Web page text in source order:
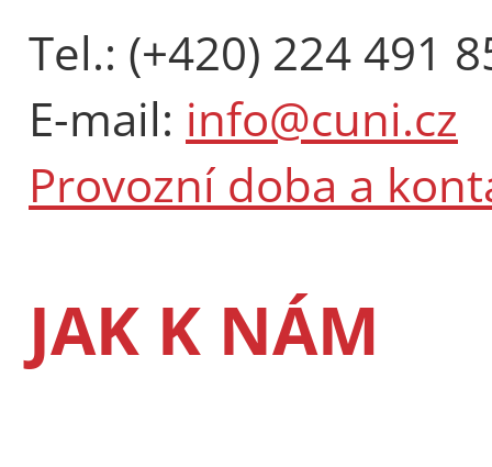
Tel.: (+420) 224 491
E-mail: info@cuni.cz
Provozní doba a
JAK K NÁM